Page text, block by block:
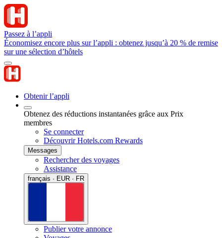
Passez à l’appli
Économisez encore plus sur l’appli : obtenez jusqu’à 20 % de remise
sur une sélection d’hôtels
Obtenir l’appli
Obtenez des réductions instantanées grâce aux Prix
membres
Se connecter
Découvrir Hotels.com Rewards
Messages
Rechercher des voyages
Assistance
français · EUR · FR
Publier votre annonce